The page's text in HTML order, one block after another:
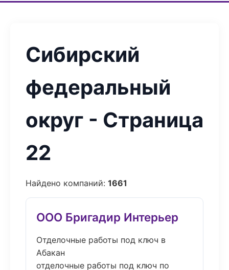
Сибирский
федеральный
округ - Страница
22
Найдено компаний: 1661
ООО Бригадир Интерьер
Отделочные работы под ключ в
Абакан
отделочные работы под ключ по